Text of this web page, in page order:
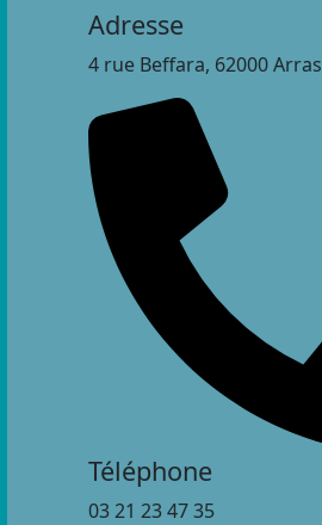
Adresse
4 rue Beffara, 62000 Arras
Téléphone
03 21 23 47 35